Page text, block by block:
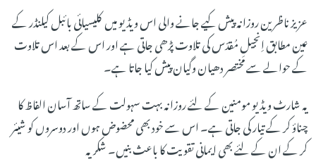
عزیز ناظرین روزانہ پیش کیے جانے والی اس ویڈیو میں کلیسیائی بائبل کیلنڈر کے
عین مطابق اِنجیلِ مُقدّس کی تلاوت پڑھی جاتی ہے اور اس کے بعد اس تلاوت
کے حوالے سے مختصر دھیان وگیان پیش کیا جاتا ہے۔
یہ شارٹ ویڈیو مومنین کے لئے روزانہ بہت سہولت کے ساتھ آسان الفاظ کا
چناؤ کر کے تیار کی جاتی ہے۔ اس سے خود بھی محضوض ہوں اور دوسروں کو شیئر
کر کے ان کے لئے بھی ایمانی تقویت کا باعث بنیں۔ شکریہ